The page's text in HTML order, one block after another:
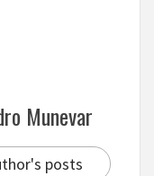
Munevar
posts